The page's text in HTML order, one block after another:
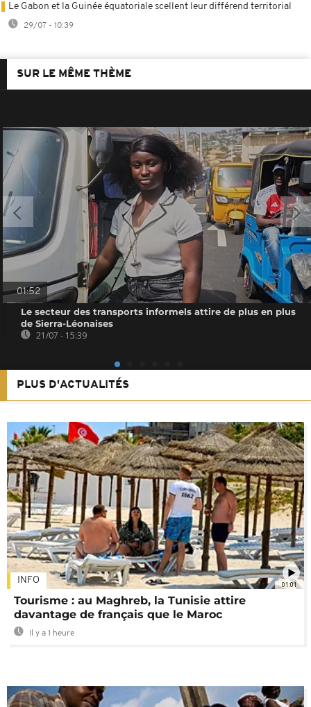
Le Gabon et la Guinée équatoriale scellent leur différend territorial
29/07 - 10:39
SUR LE MÊME THÈME
01:52
Le secteur des transports informels attire de plus en plus
de Sierra-Léonaises
21/07 - 15:39
PLUS D'ACTUALITÉS
01:01
INFO
Tourisme : au Maghreb, la Tunisie attire
davantage de français que le Maroc
Il y a 1 heure